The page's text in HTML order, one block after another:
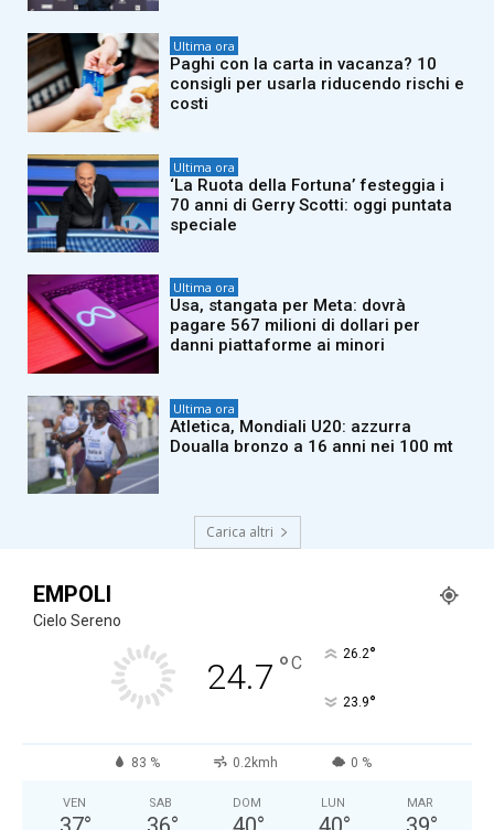
Ultima ora
Paghi con la carta in vacanza? 10
consigli per usarla riducendo rischi e
costi
Ultima ora
‘La Ruota della Fortuna’ festeggia i
70 anni di Gerry Scotti: oggi puntata
speciale
Ultima ora
Usa, stangata per Meta: dovrà
pagare 567 milioni di dollari per
danni piattaforme ai minori
Ultima ora
Atletica, Mondiali U20: azzurra
Doualla bronzo a 16 anni nei 100 mt
Carica altri
EMPOLI
Cielo Sereno
24.7 °C 26.2°
23.9°
83 % 0.2kmh 0 %
VEN SAB DOM LUN MAR